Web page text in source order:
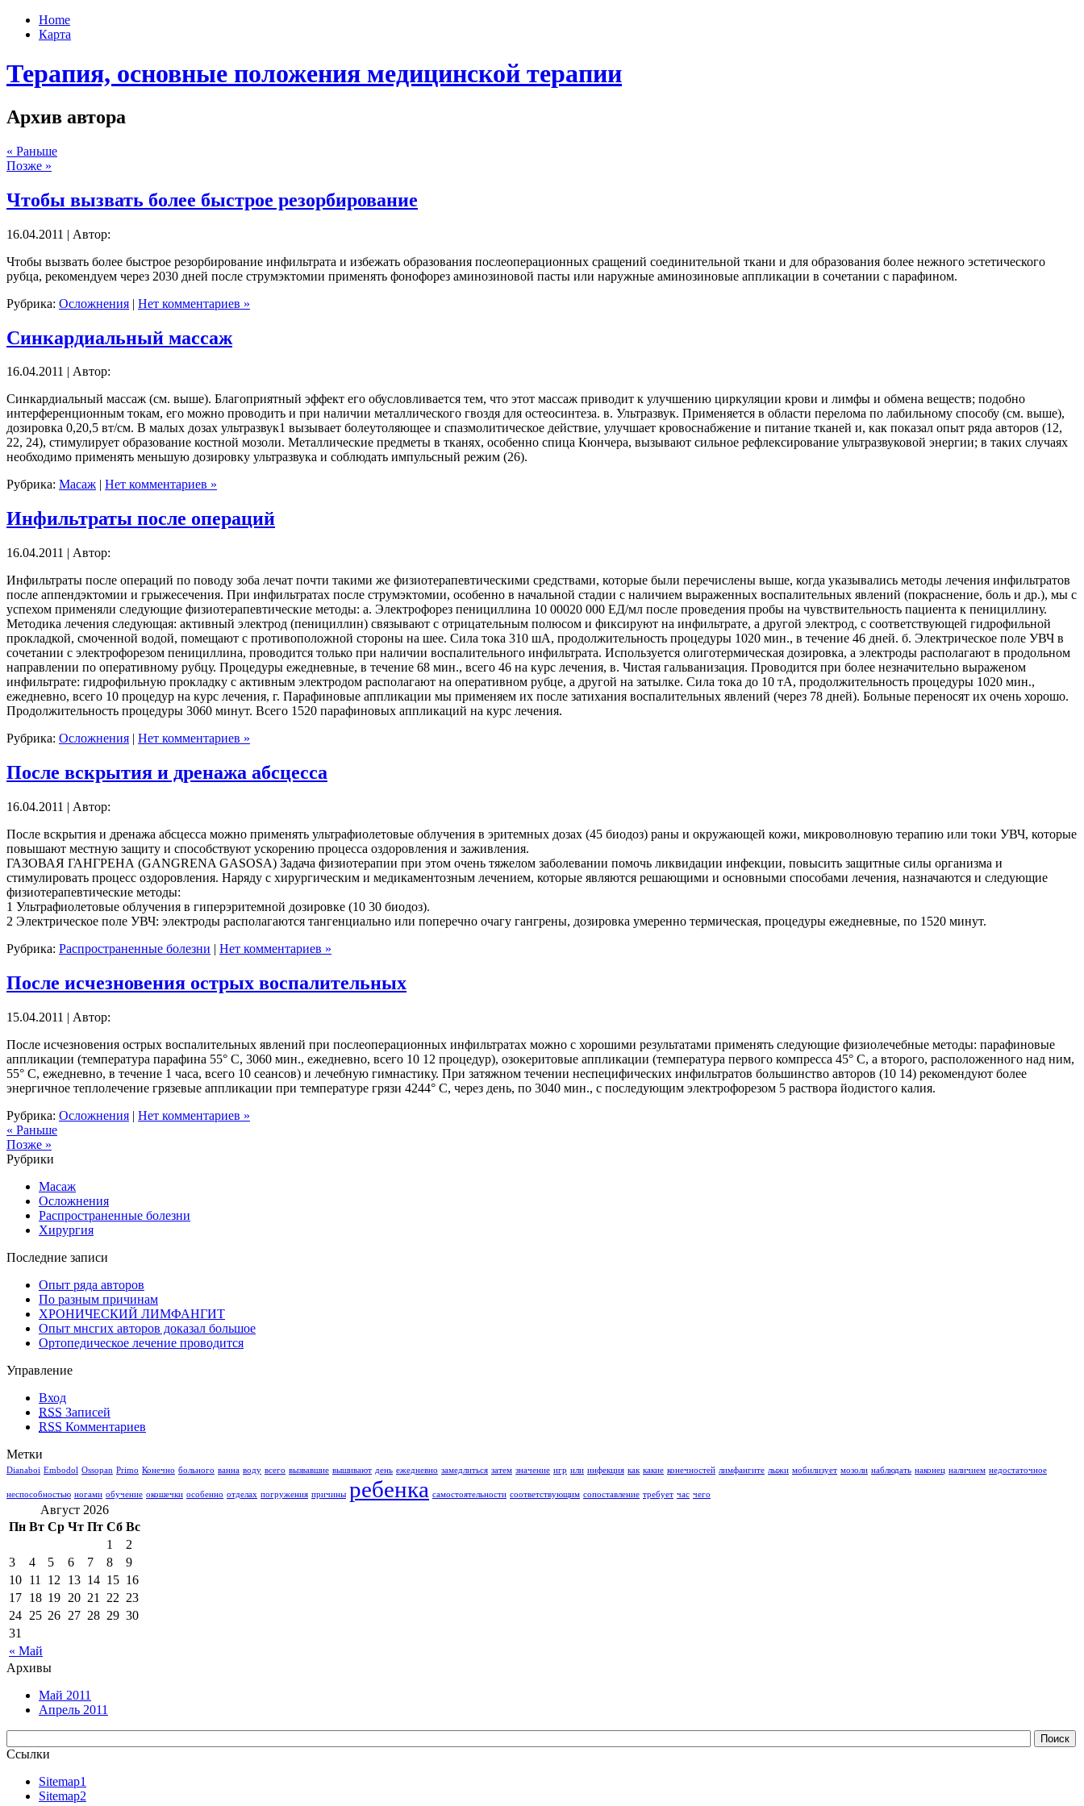
Home
Карта
Терапия, основные положения медицинской терапии
Архив автора
« Раньше
Позже »
Чтобы вызвать более быстрое резорбирование
16.04.2011 | Автор:
Чтобы вызвать более быстрое резорбирование инфильтрата и избежать образования послеоперационных сращений соединительной ткани и для образования более нежного эстетического
рубца, рекомендуем через 2030 дней после струмэктомии применять фонофорез аминозиновой пасты или наружные аминозиновые аппликации в сочетании с парафином.
Рубрика: Осложнения | Нет комментариев »
Синкардиальный массаж
16.04.2011 | Автор:
Синкардиальный массаж (см. выше). Благоприятный эффект его обусловливается тем, что этот массаж приводит к улучшению циркуляции крови и лимфы и обмена веществ; подобно
интерференционным токам, его можно проводить и при наличии металлического гвоздя для остеосинтеза. в. Ультразвук. Применяется в области перелома по лабильному способу (см. выше),
дозировка 0,20,5 вт/см. В малых дозах ультразвук1 вызывает болеутоляющее и спазмолитическое действие, улучшает кровоснабжение и питание тканей и, как показал опыт ряда авторов (12,
22, 24), стимулирует образование костной мозоли. Металлические предметы в тканях, особенно спица Кюнчера, вызывают сильное рефлексирование ультразвуковой энергии; в таких случаях
необходимо применять меньшую дозировку ультразвука и соблюдать импульсный режим (26).
Рубрика: Масаж | Нет комментариев »
Инфильтраты после операций
16.04.2011 | Автор:
Инфильтраты после операций по поводу зоба лечат почти такими же физиотерапевтическими средствами, которые были перечислены выше, когда указывались методы лечения инфильтратов
после аппендэктомии и грыжесечения. При инфильтратах после струмэктомии, особенно в начальной стадии с наличием выраженных воспалительных явлений (покраснение, боль и др.), мы с
успехом применяли следующие физиотерапевтические методы: а. Электрофорез пенициллина 10 00020 000 ЕД/мл после проведения пробы на чувствительность пациента к пенициллину.
Методика лечения следующая: активный электрод (пенициллин) связывают с отрицательным полюсом и фиксируют на инфильтрате, а другой электрод, с соответствующей гидрофильной
прокладкой, смоченной водой, помещают с противоположной стороны на шее. Сила тока 310 шА, продолжительность процедуры 1020 мин., в течение 46 дней. б. Электрическое поле УВЧ в
сочетании с электрофорезом пенициллина, проводится только при наличии воспалительного инфильтрата. Используется олиготермическая дозировка, а электроды располагают в продольном
направлении по оперативному рубцу. Процедуры ежедневные, в течение 68 мин., всего 46 на курс лечения, в. Чистая гальванизация. Проводится при более незначительно выраженом
инфильтрате: гидрофильную прокладку с активным электродом располагают на оперативном рубце, а другой на затылке. Сила тока до 10 тА, продолжительность процедуры 1020 мин.,
ежедневно, всего 10 процедур на курс лечения, г. Парафиновые аппликации мы применяем их после затихания воспалительных явлений (через 78 дней). Больные переносят их очень хорошо.
Продолжительность процедуры 3060 минут. Всего 1520 парафиновых аппликаций на курс лечения.
Рубрика: Осложнения | Нет комментариев »
После вскрытия и дренажа абсцесса
16.04.2011 | Автор:
После вскрытия и дренажа абсцесса можно применять ультрафиолетовые облучения в эритемных дозах (45 биодоз) раны и окружающей кожи, микроволновую терапию или токи УВЧ, которые
повышают местную защиту и способствуют ускорению процесса оздоровления и заживления.
ГАЗОВАЯ ГАНГРЕНА (GANGRENA GASOSA) Задача физиотерапии при этом очень тяжелом заболевании помочь ликвидации инфекции, повысить защитные силы организма и
стимулировать процесс оздоровления. Наряду с хирургическим и медикаментозным лечением, которые являются решающими и основными способами лечения, назначаются и следующие
физиотерапевтические методы:
1 Ультрафиолетовые облучения в гиперэритемной дозировке (10 30 биодоз).
2 Электрическое поле УВЧ: электроды располагаются тангенциально или поперечно очагу гангрены, дозировка умеренно термическая, процедуры ежедневные, по 1520 минут.
Рубрика: Распространенные болезни | Нет комментариев »
После исчезновения острых воспалительных
15.04.2011 | Автор:
После исчезновения острых воспалительных явлений при послеоперационных инфильтратах можно с хорошими результатами применять следующие физиолечебные методы: парафиновые
аппликации (температура парафина 55° С, 3060 мин., ежедневно, всего 10 12 процедур), озокеритовые аппликации (температура первого компресса 45° С, а второго, расположенного над ним,
55° С, ежедневно, в течение 1 часа, всего 10 сеансов) и лечебную гимнастику. При затяжном течении неспецифических инфильтратов большинство авторов (10 14) рекомендуют более
энергичное теплолечение грязевые аппликации при температуре грязи 4244° С, через день, по 3040 мин., с последующим электрофорезом 5 раствора йодистого калия.
Рубрика: Осложнения | Нет комментариев »
« Раньше
Позже »
Рубрики
Масаж
Осложнения
Распространенные болезни
Хирургия
Последние записи
Опыт ряда авторов
По разным причинам
ХРОНИЧЕСКИЙ ЛИМФАНГИТ
Опыт мнсгих авторов доказал большое
Ортопедическое лечение проводится
Управление
Вход
RSS Записей
RSS Комментариев
Метки
Dianaboi Embodol Ossopan Primo Конечно больного ванна воду всего вызвавшие вышивают день ежедневно замедлиться затем значение игр или инфекция как какие конечностей лимфангите лыжи мобилизует мозоли наблюдать наконец наличием недостаточное
неспособностью ногами обучение окошечки особенно отделах погружения причины ребенка самостоятельности соответствующим сопоставление требует час чего
Август 2026
Пн Вт Ср Чт Пт Сб Вс
« Май
1
2
3
4 5 6 7 8
9
10 11 12 13 14 15 16
17 18 19 20 21 22 23
24 25 26 27 28 29 30
31
Архивы
Май 2011
Апрель 2011
Ссылки
Sitemap1
Sitemap2